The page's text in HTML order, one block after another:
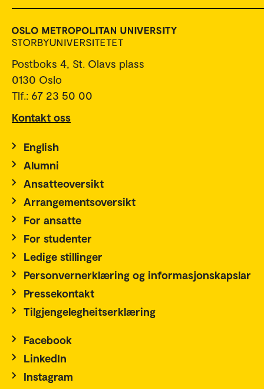
Postboks 4, St. Olavs plass
0130 Oslo
Tlf.: 67 23 50 00
Kontakt oss
English
Alumni
Ansatteoversikt
Arrangementsoversikt
For ansatte
For studenter
Ledige stillinger
Personvernerklæring og informasjonskapslar
Pressekontakt
Tilgjengelegheitserklæring
Facebook
LinkedIn
Instagram